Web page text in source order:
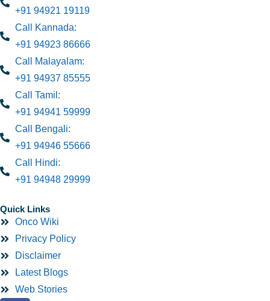
+91 94921 19119
Call Kannada:
+91 94923 86666
Call Malayalam:
+91 94937 85555
Call Tamil:
+91 94941 59999
Call Bengali:
+91 94946 55666
Call Hindi:
+91 94948 29999
Quick Links
Onco Wiki
Privacy Policy
Disclaimer
Latest Blogs
Web Stories